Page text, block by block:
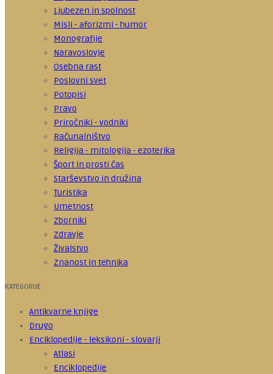
Ljubezen in spolnost
Misli - aforizmi - humor
Monografije
Naravoslovje
Osebna rast
Poslovni svet
Potopisi
Pravo
Priročniki - vodniki
Računalništvo
Religija - mitologija - ezoterika
Šport in prosti čas
Starševstvo in družina
Turistika
Umetnost
Zborniki
Zdravje
Živalstvo
Znanost in tehnika
KATEGORIJE
Antikvarne knjige
Drugo
Enciklopedije - leksikoni - slovarji
Atlasi
Enciklopedije